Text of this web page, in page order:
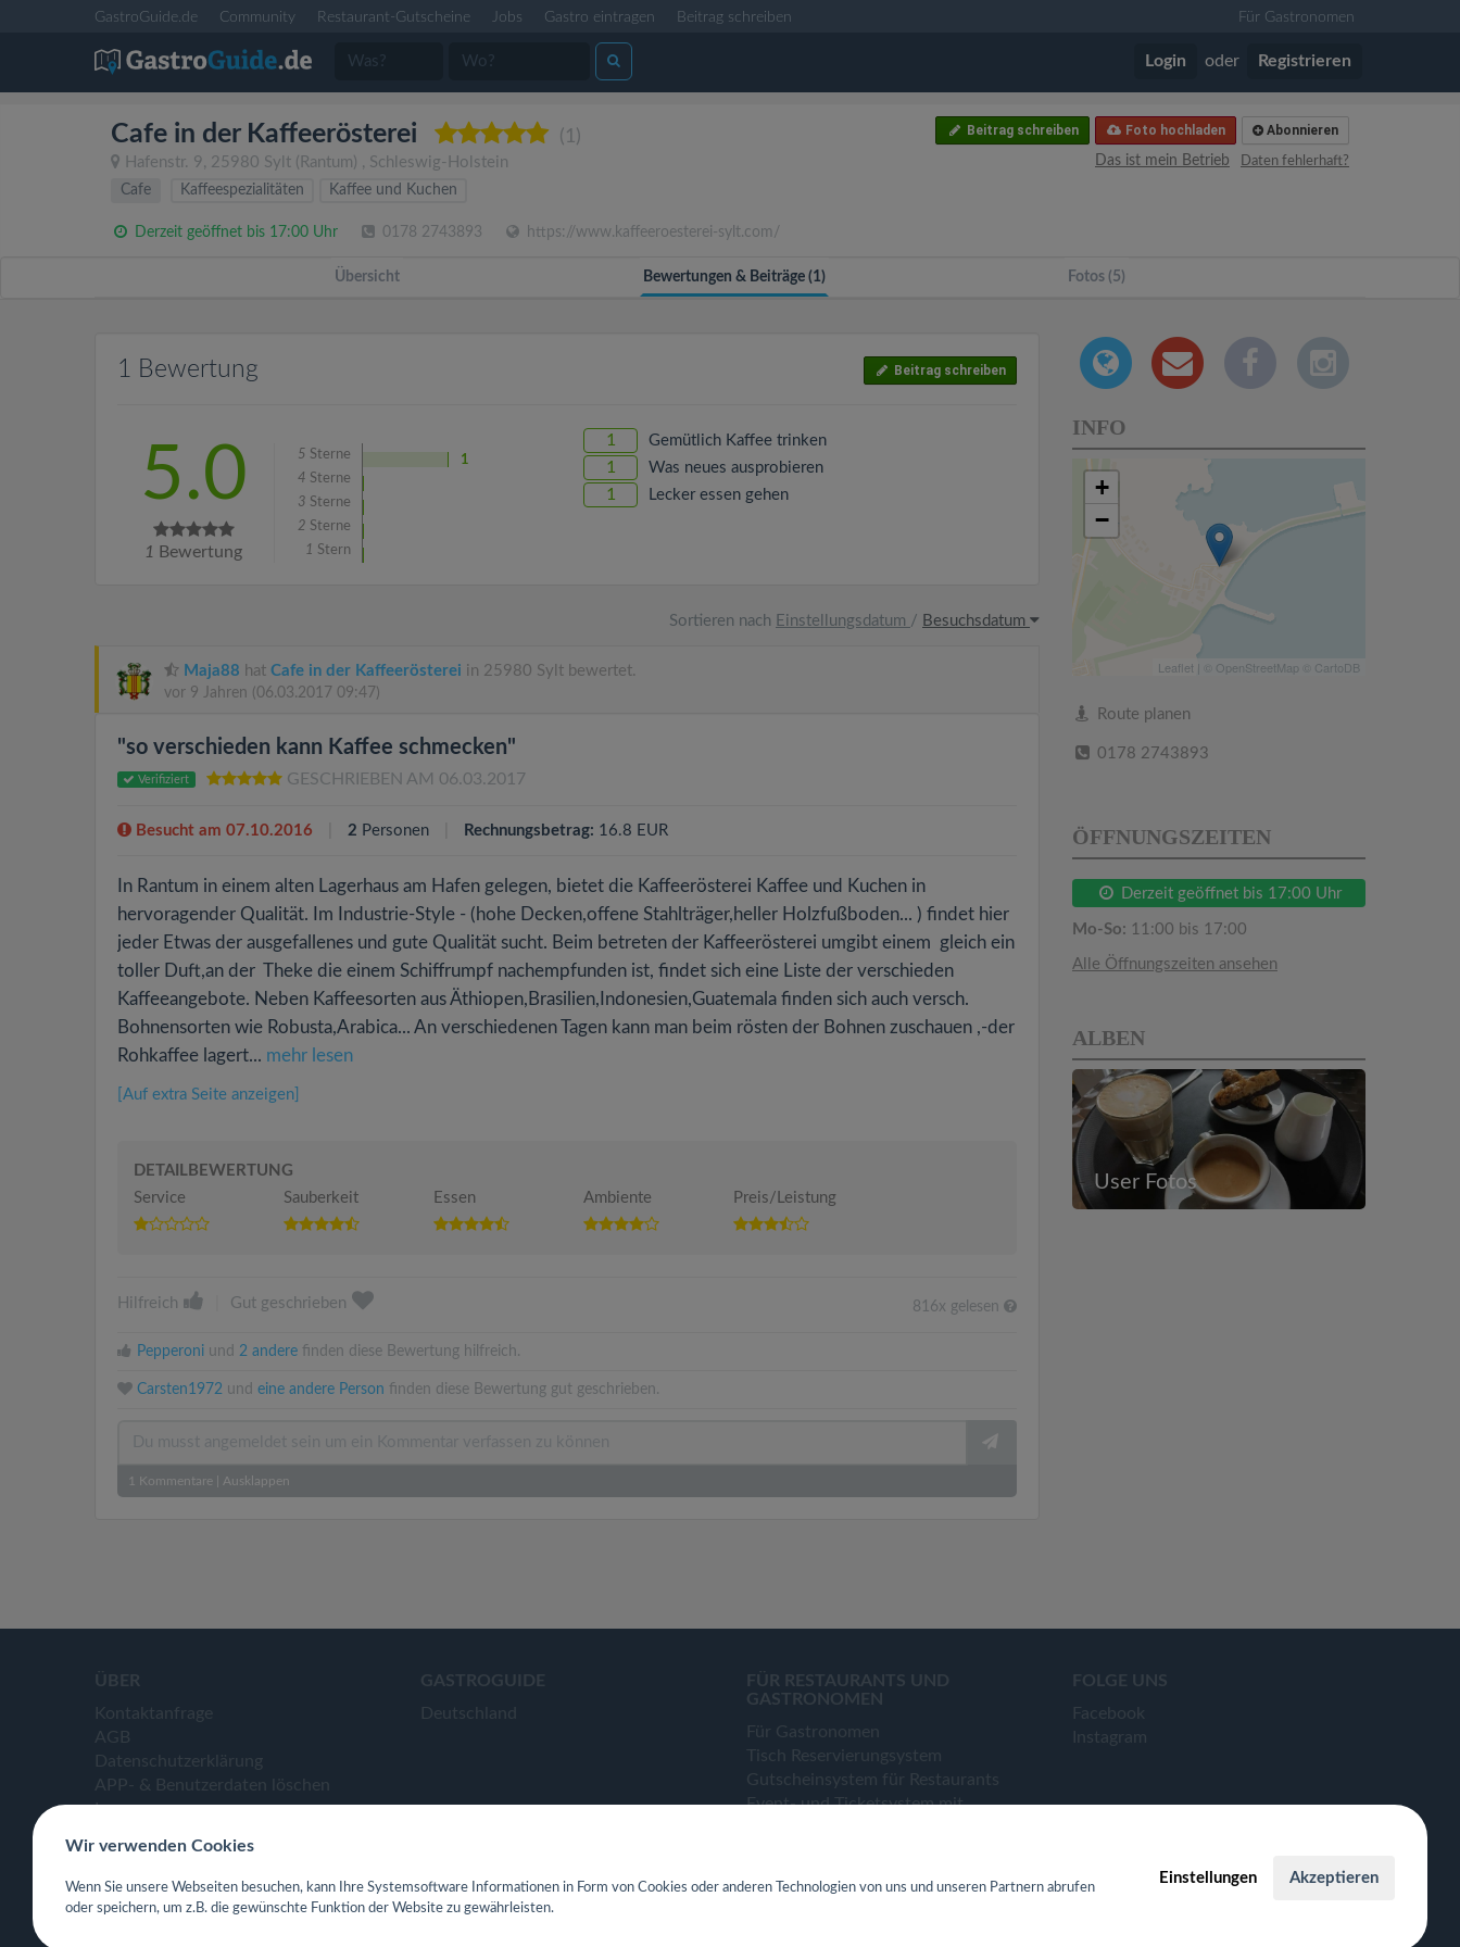
GastroGuide.de Community Restaurant-Gutscheine Jobs Gastro eintragen Beitrag schreiben Für Gastronomen
Login oder Registrieren
Cafe in der Kaffeerösterei (1)
Hafenstr. 9, 25980 Sylt (Rantum) , Schleswig-Holstein
Abonnieren
Foto hochladen
Beitrag schreiben
Daten fehlerhaft?
Das ist mein Betrieb
Cafe
Kaffeespezialitäten Kaffee und Kuchen
Derzeit geöffnet bis 17:00 Uhr 0178 2743893 https://www.kaffeeroesterei-sylt.com/
Übersicht Bewertungen & Beiträge (1) Fotos (5)
1 Bewertung Beitrag schreiben
5.0
1 Bewertung
5 Sterne
1
4 Sterne
3 Sterne
2 Sterne
1 Stern
1 Gemütlich Kaffee trinken
1 Was neues ausprobieren
1 Lecker essen gehen
Sortieren nach Einstellungsdatum / Besuchsdatum
Maja88 hat Cafe in der Kaffeerösterei in 25980 Sylt bewertet.
vor 9 Jahren (06.03.2017 09:47)
"so verschieden kann Kaffee schmecken"
Verifiziert GESCHRIEBEN AM 06.03.2017
Besucht am 07.10.2016 2 Personen Rechnungsbetrag: 16.8 EUR
In Rantum in einem alten Lagerhaus am Hafen gelegen, bietet die Kaffeerösterei Kaffee und Kuchen in
hervoragender Qualität. Im Industrie-Style - (hohe Decken,offene Stahlträger,heller Holzfußboden... ) findet hier
jeder Etwas der ausgefallenes und gute Qualität sucht. Beim betreten der Kaffeerösterei umgibt einem gleich ein
toller Duft,an der Theke die einem Schiffrumpf nachempfunden ist, findet sich eine Liste der verschieden
Kaffeeangebote. Neben Kaffeesorten aus Äthiopen,Brasilien,Indonesien,Guatemala finden sich auch versch.
Bohnensorten wie Robusta,Arabica... An verschiedenen Tagen kann man beim rösten der Bohnen zuschauen ,-der
Rohkaffee lagert... mehr lesen
[Auf extra Seite anzeigen]
DETAILBEWERTUNG
Service
Sauberkeit Essen Ambiente Preis/Leistung
Hilfreich Gut geschrieben 816x gelesen
Pepperoni und 2 andere finden diese Bewertung hilfreich.
Carsten1972 und eine andere Person finden diese Bewertung gut geschrieben.
1 Kommentare Ausklappen
INFO
+
−
Leaflet OpenStreetMap CartoDB
Route planen
0178 2743893
ÖFFNUNGSZEITEN
Derzeit geöffnet bis 17:00 Uhr
Mo-So: 11:00 bis 17:00
Alle Öffnungszeiten ansehen
ALBEN
User Fotos
ÜBER
Kontaktanfrage
AGB
Datenschutzerklärung
APP- & Benutzerdaten löschen
Impressum
GASTROGUIDE
Deutschland
FÜR RESTAURANTS UND
GASTRONOMEN
Für Gastronomen
Tisch Reservierungsystem
Gutscheinsystem für Restaurants
Event- und Ticketsystem mit
Webseiten für Restaurant
FOLGE UNS
Facebook
Instagram
Wir verwenden Cookies
Wenn Sie unsere Webseiten besuchen, kann Ihre Systemsoftware Informationen in Form von Cookies oder anderen Technologien von uns und unseren Partnern abrufen
oder speichern, um z.B. die gewünschte Funktion der Website zu gewährleisten.
Einstellungen Akzeptieren